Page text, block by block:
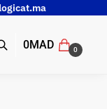
0MAD 0